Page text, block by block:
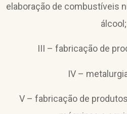
elaboração de combustíveis
álcool;
III – fabricação de
IV –
V – fabricação de